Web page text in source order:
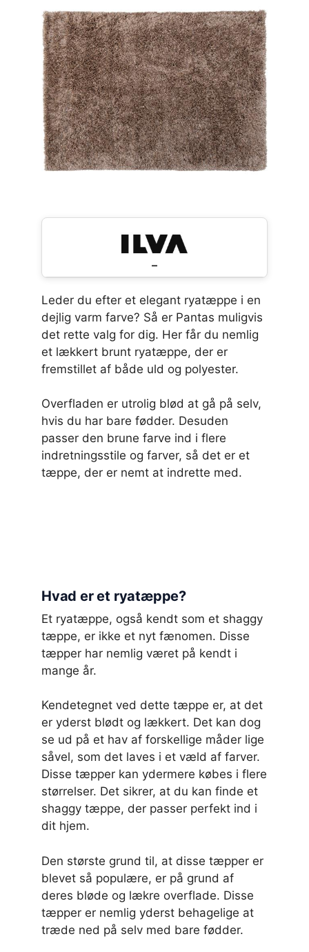
–
Leder du efter et elegant ryatæppe i en
dejlig varm farve? Så er Pantas muligvis
det rette valg for dig. Her får du nemlig
et lækkert brunt ryatæppe, der er
fremstillet af både uld og polyester.
Overfladen er utrolig blød at gå på selv,
hvis du har bare fødder. Desuden
passer den brune farve ind i flere
indretningsstile og farver, så det er et
tæppe, der er nemt at indrette med.
Hvad er et ryatæppe?
Et ryatæppe, også kendt som et shaggy
tæppe, er ikke et nyt fænomen. Disse
tæpper har nemlig været på kendt i
mange år.
Kendetegnet ved dette tæppe er, at det
er yderst blødt og lækkert. Det kan dog
se ud på et hav af forskellige måder lige
såvel, som det laves i et væld af farver.
Disse tæpper kan ydermere købes i flere
størrelser. Det sikrer, at du kan finde et
shaggy tæppe, der passer perfekt ind i
dit hjem.
Den største grund til, at disse tæpper er
blevet så populære, er på grund af
deres bløde og lækre overflade. Disse
tæpper er nemlig yderst behagelige at
træde ned på selv med bare fødder.